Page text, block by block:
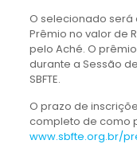
O selecionado
Prêmio no valor de
pelo Aché. O
durante a Sessão
SBFTE.
O prazo de
completo de como
www.sbfte.org.br/